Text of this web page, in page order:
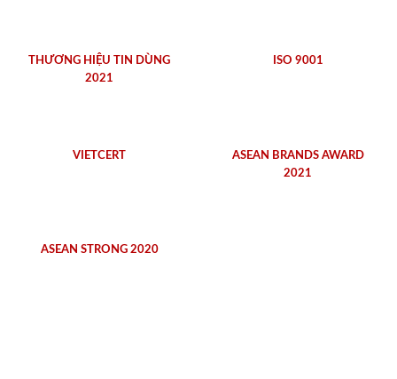
THƯƠNG HIỆU TIN DÙNG
2021
ISO 9001
VIETCERT
ASEAN BRANDS AWARD
2021
ASEAN STRONG 2020